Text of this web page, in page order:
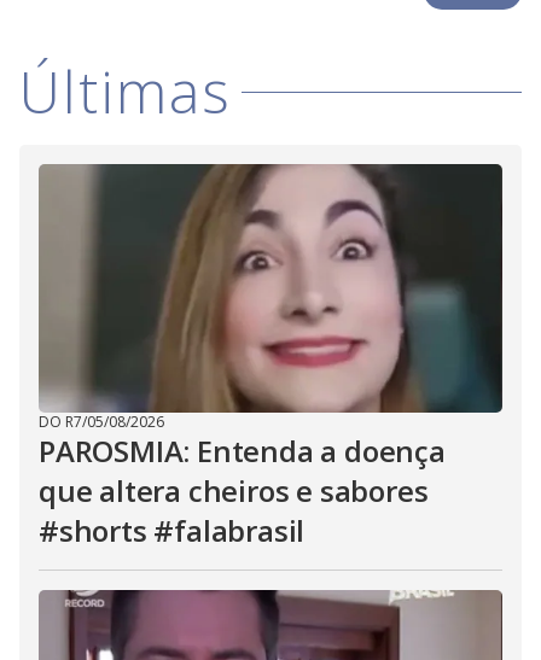
e
o
Últimas
DO R7/05/08/2026
PAROSMIA: Entenda a doença
que altera cheiros e sabores
#shorts #falabrasil